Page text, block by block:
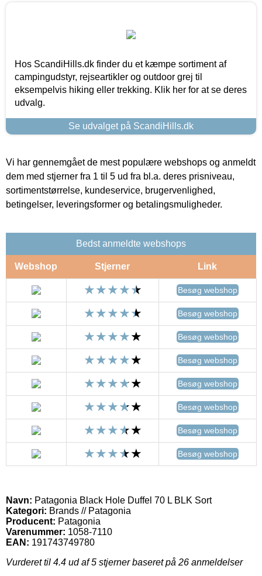
Hos ScandiHills.dk finder du et kæmpe sortiment af
campingudstyr, rejseartikler og outdoor grej til
eksempelvis hiking eller trekking. Klik her for at se deres
udvalg.
Se udvalget på ScandiHills.dk
Vi har gennemgået de mest populære webshops og anmeldt
dem med stjerner fra 1 til 5 ud fra bl.a. deres prisniveau,
sortimentstørrelse, kundeservice, brugervenlighed,
betingelser, leveringsformer og betalingsmuligheder.
Bedst anmeldte webshops
Webshop Stjerner Link
Besøg webshop
Besøg webshop
Besøg webshop
Besøg webshop
Besøg webshop
Besøg webshop
Besøg webshop
Besøg webshop
Navn: Patagonia Black Hole Duffel 70 L BLK Sort
Kategori: Brands // Patagonia
Producent: Patagonia
Varenummer: 1058-7110
EAN: 191743749780
Vurderet til 4.4 ud af 5 stjerner baseret på 26 anmeldelser